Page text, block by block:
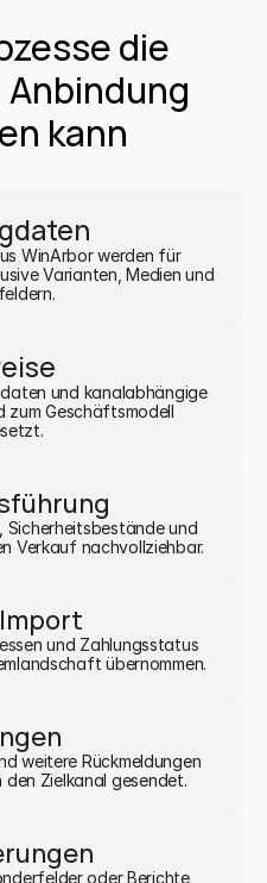
die
kann
WinArbor werden für
Varianten, Medien und
und kanalabhängige
zum Geschäftsmodell
Sicherheitsbestände und
Verkauf nachvollziehbar.
und Zahlungsstatus
übernommen.
weitere Rückmeldungen
Zielkanal gesendet.
oder Berichte